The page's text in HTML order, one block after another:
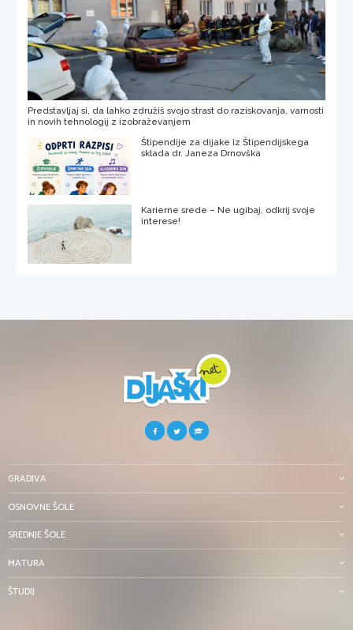
Predstavljaj si, da lahko združiš svojo strast do raziskovanja, varnosti
in novih tehnologij z izobraževanjem
Štipendije za dijake iz Štipendijskega
sklada dr. Janeza Drnovška
Karierne srede – Ne ugibaj, odkrij svoje
interese!
GRADIVA
OSNOVNE ŠOLE
SREDNJE ŠOLE
MATURA
ŠTUDIJ